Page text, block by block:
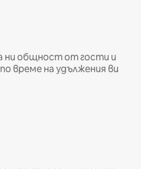
ни общност от гости и
време на удължения ви